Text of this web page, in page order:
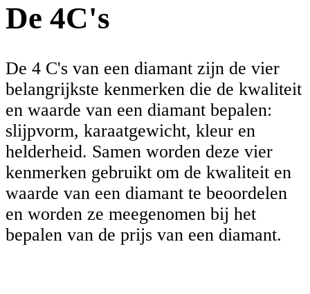
De 4C's
De 4 C's van een diamant zijn de vier
belangrijkste kenmerken die de kwaliteit
en waarde van een diamant bepalen:
slijpvorm, karaatgewicht, kleur en
helderheid. Samen worden deze vier
kenmerken gebruikt om de kwaliteit en
waarde van een diamant te beoordelen
en worden ze meegenomen bij het
bepalen van de prijs van een diamant.